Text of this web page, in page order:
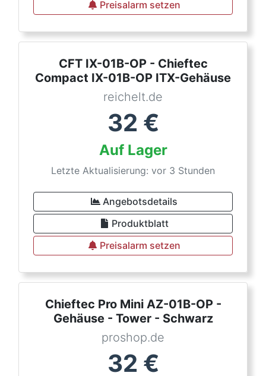
Preisalarm setzen
CFT IX-01B-OP - Chieftec
Compact IX-01B-OP ITX-Gehäuse
reichelt.de
32 €
Auf Lager
Letzte Aktualisierung: vor 3 Stunden
Angebotsdetails
Produktblatt
Preisalarm setzen
Chieftec Pro Mini AZ-01B-OP -
Gehäuse - Tower - Schwarz
proshop.de
32 €